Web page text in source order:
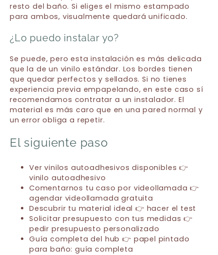
resto del baño. Si eliges el mismo estampado
para ambos, visualmente quedará unificado.
¿Lo puedo instalar yo?
Se puede, pero esta instalación es más delicada
que la de un vinilo estándar. Los bordes tienen
que quedar perfectos y sellados. Si no tienes
experiencia previa empapelando, en este caso sí
recomendamos contratar a un instalador. El
material es más caro que en una pared normal y
un error obliga a repetir.
El siguiente paso
Ver vinilos autoadhesivos disponibles 👉
vinilo autoadhesivo
Comentarnos tu caso por videollamada 👉
agendar videollamada gratuita
Descubrir tu material ideal 👉 hacer el test
Solicitar presupuesto con tus medidas 👉
pedir presupuesto personalizado
Guía completa del hub 👉 papel pintado
para baño: guía completa